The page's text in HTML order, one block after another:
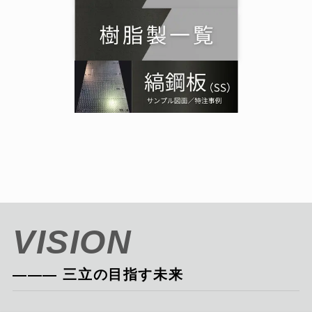
VISION
――― 三立の目指す未来